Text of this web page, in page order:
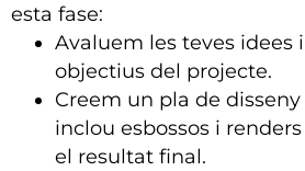
esta fase:
Avaluem les teves idees
objectius del projecte.
Creem un pla de
inclou esbossos i
el resultat final.